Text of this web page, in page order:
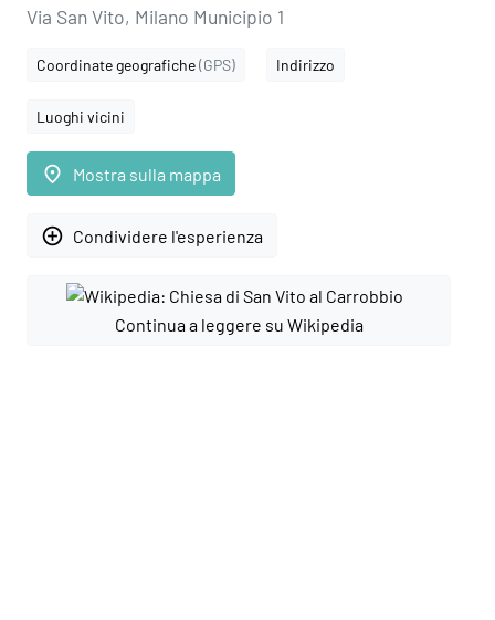
Via San Vito, Milano Municipio 1
Coordinate geografiche(GPS) Indirizzo
Luoghi vicini
place Mostra sulla mappa
add_circle_outline Condividere l'esperienza
Continua a leggere su Wikipedia